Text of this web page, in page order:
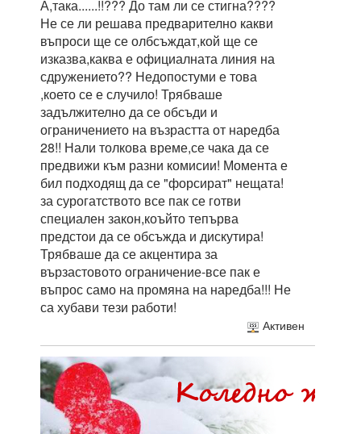
А,така......!!??? До там ли се стигна????
Не се ли решава предварително какви
въпроси ще се олбсъждат,кой ще се
изказва,каква е официалната линия на
сдружението?? Недопостуми е това
,което се е случило! Трябваше
задължително да се обсъди и
ограничението на възрастта от наредба
28!! Нали толкова време,се чака да се
предвижи към разни комисии! Момента е
бил подходящ да се "форсират" нещата!
за сурогатството все пак се готви
специален закон,коъйто тепърва
предстои да се обсъжда и дискутира!
Трябваше да се акцентира за
вързастовото ограничение-все пак е
въпрос само на промяна на наредба!!! Не
са хубави тези работи!
Активен